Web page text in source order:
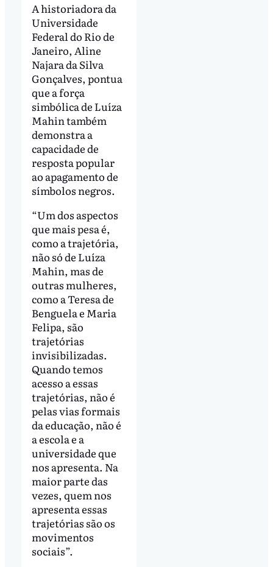
A historiadora da
Universidade
Federal do Rio de
Janeiro, Aline
Najara da Silva
Gonçalves, pontua
que a força
simbólica de Luíza
Mahin também
demonstra a
capacidade de
resposta popular
ao apagamento de
símbolos negros.
“Um dos aspectos
que mais pesa é,
como a trajetória,
não só de Luíza
Mahin, mas de
outras mulheres,
como a Teresa de
Benguela e Maria
Felipa, são
trajetórias
invisibilizadas.
Quando temos
acesso a essas
trajetórias, não é
pelas vias formais
da educação, não é
a escola e a
universidade que
nos apresenta. Na
maior parte das
vezes, quem nos
apresenta essas
trajetórias são os
movimentos
sociais”.